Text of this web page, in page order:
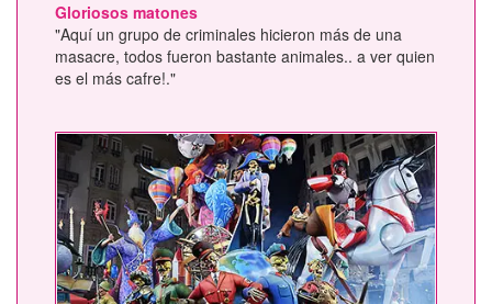
Gloriosos matones
"Aquí un grupo de criminales hicieron más de una
masacre, todos fueron bastante animales.. a ver quien
es el más cafre!."